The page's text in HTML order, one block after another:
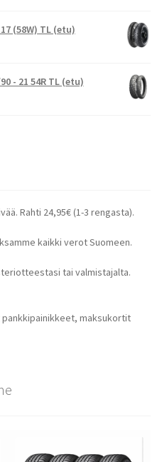
(58W) TL (etu)
- 21 54R TL (etu)
Rahti 24,95€ (1-3 rengasta).
kaikki verot Suomeen.
tai valmistajalta.
maksukortit